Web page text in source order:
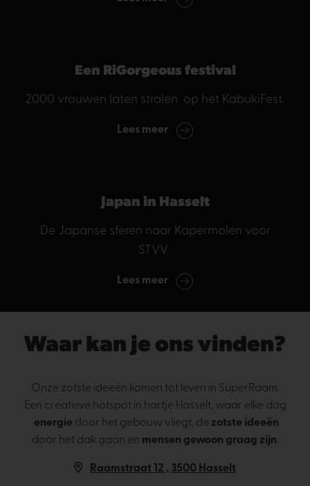
Een RiGorgeous festival
2000 vrouwen laten stralen op het KabukiFest.
Lees meer
Japan in Hasselt
De Japanse sferen naar Kapermolen voor
STVV.
Lees meer
Waar kan je ons vinden?
Onze zotste ideeën komen tot leven in SuperRaam.
Een creatieve hotspot in hartje Hasselt, waar elke dag
energie door het gebouw vliegt, de zotste ideeën
door het dak gaan en mensen gewoon graag zijn.
Raamstraat 12 , 3500 Hasselt